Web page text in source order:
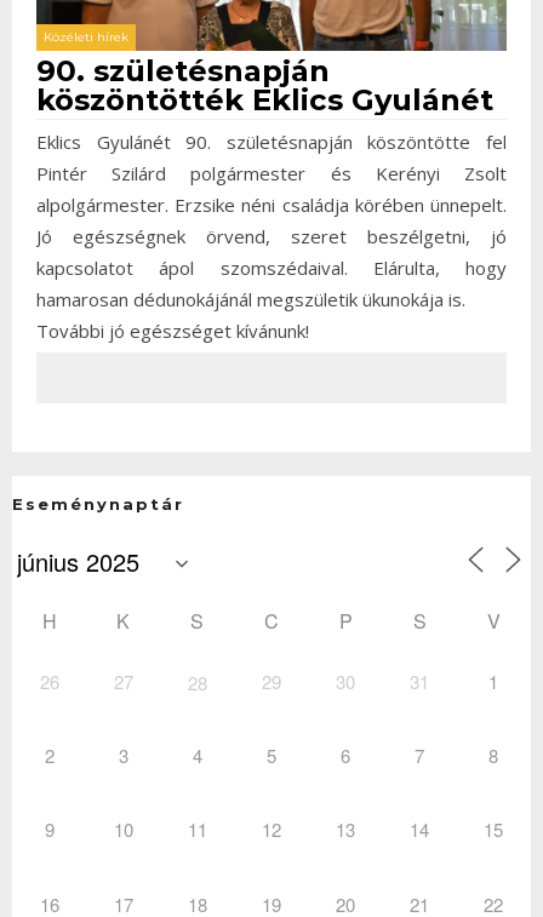
Közéleti hírek
90. születésnapján
köszöntötték Eklics Gyulánét
Eklics Gyulánét 90. születésnapján köszöntötte fel
Pintér Szilárd polgármester és Kerényi Zsolt
alpolgármester. Erzsike néni családja körében ünnepelt.
Jó egészségnek örvend, szeret beszélgetni, jó
kapcsolatot ápol szomszédaival. Elárulta, hogy
hamarosan dédunokájánál megszületik ükunokája is.
További jó egészséget kívánunk!
Eseménynaptár
H K S C P S V
26 27 28 29 30 31 1
2 3 4 5 6 7 8
9 10 11 12 13 14 15
16 17 18 19 20 21 22